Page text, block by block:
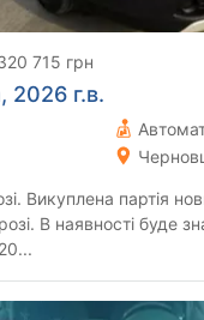
715 грн
2026 г.в.
Викуплена партія
В наявності буде